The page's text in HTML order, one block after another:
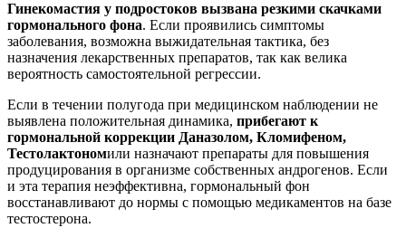
Гинекомастия у подростоков вызвана резкими скачками
гормонального фона. Если проявились симптомы
заболевания, возможна выжидательная тактика, без
назначения лекарственных препаратов, так как велика
вероятность самостоятельной регрессии.
Если в течении полугода при медицинском наблюдении не
выявлена положительная динамика, прибегают к
гормональной коррекции Даназолом, Кломифеном,
Тестолактономили назначают препараты для повышения
продуцирования в организме собственных андрогенов. Если
и эта терапия неэффективна, гормональный фон
восстанавливают до нормы с помощью медикаментов на базе
тестостерона.